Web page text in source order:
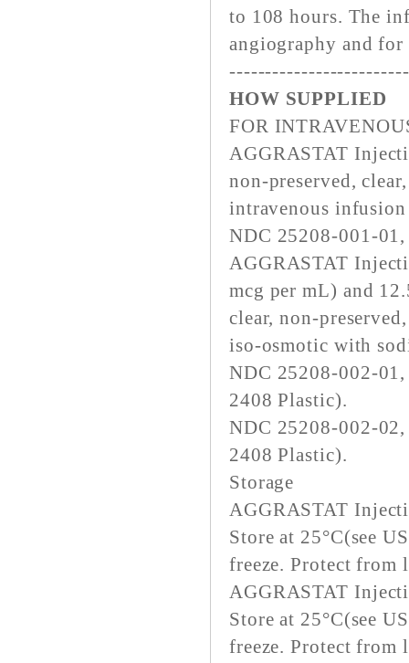
to 108 hours. The
angiography and
HOW SUPPLIED
FOR
AGGRASTAT
non-preserved,
intravenous
NDC 25208-001-
AGGRASTAT
mcg per mL) and
clear, non-
iso-osmotic with
NDC 25208-002-
2408 Plastic).
NDC 25208-002-
2408 Plastic).
Storage
AGGRASTAT
Store at 25°C(see
freeze. Protect from
AGGRASTAT
Store at 25°C(see
freeze. Protect from